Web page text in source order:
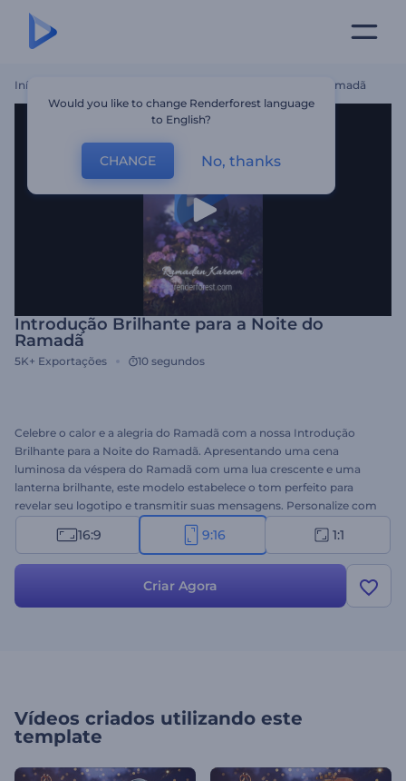
Início Introdução Brilhante Para A Noite Do Ramadã
Introdução Brilhante para a Noite do
Ramadã
5K+ Exportações 10 segundos
Celebre o calor e a alegria do Ramadã com a nossa Introdução
Brilhante para a Noite do Ramadã. Apresentando uma cena
luminosa da véspera do Ramadã com uma lua crescente e uma
lanterna brilhante, este modelo estabelece o tom perfeito para
revelar seu logotipo e transmitir suas mensagens. Personalize com
seu logotipo, insira suas mensagens festivas e adicione uma trilha
sonora de fundo para completar a atmosfera alegre. Perfeito para
aberturas de apresentações festivas e muito mais. Crie agora e
16:9 9:16 1:1
Criar Agora
Vídeos criados utilizando este
template
Would you like to change Renderforest language
to English?
CHANGE No, thanks